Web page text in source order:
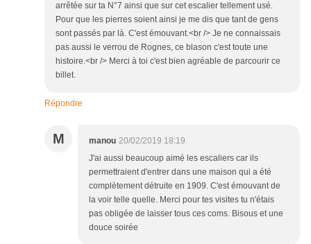
arrêtée sur ta N°7 ainsi que sur cet escalier tellement usé.
Pour que les pierres soient ainsi je me dis que tant de gens
sont passés par là. C'est émouvant.<br /> Je ne connaissais
pas aussi le verrou de Rognes, ce blason c'est toute une
histoire.<br /> Merci à toi c'est bien agréable de parcourir ce
billet.
Répondre
M manou 20/02/2019 18:19
J'ai aussi beaucoup aimé les escaliers car ils
permettraient d'entrer dans une maison qui a été
complètement détruite en 1909. C'est émouvant de
la voir telle quelle. Merci pour tes visites tu n'étais
pas obligée de laisser tous ces coms. Bisous et une
douce soirée